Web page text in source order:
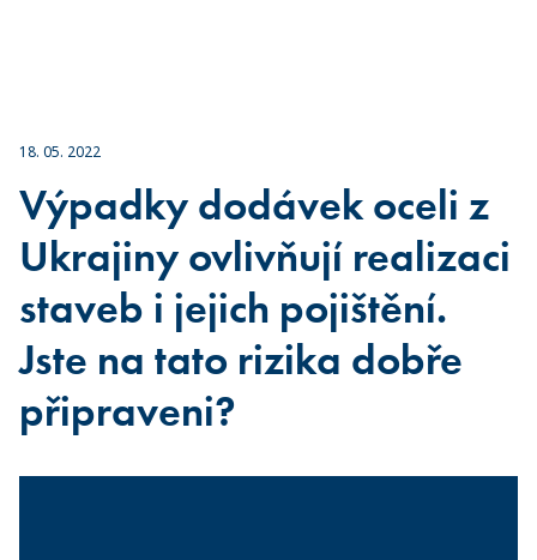
18. 05. 2022
Výpadky dodávek oceli z
Ukrajiny ovlivňují realizaci
staveb i jejich pojištění.
Jste na tato rizika dobře
připraveni?